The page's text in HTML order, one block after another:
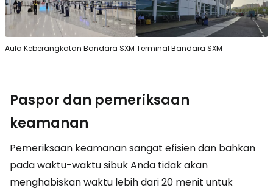
Aula Keberangkatan Bandara SXM Terminal Bandara SXM
Paspor dan pemeriksaan
keamanan
Pemeriksaan keamanan sangat efisien dan bahkan
pada waktu-waktu sibuk Anda tidak akan
menghabiskan waktu lebih dari 20 menit untuk